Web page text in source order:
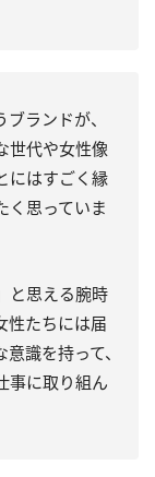
ランドが、
世代や女性像
にはすごく縁
く思っていま
と思える腕時
性たちには届
識を持って、
事に取り組ん